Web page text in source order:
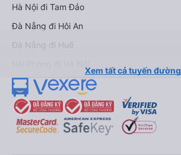
Hà Nội đi Tam Đảo
Đà Nẵng đi Hội An
Đà Nẵng đi Huế
Xem tất cả tuyến đường